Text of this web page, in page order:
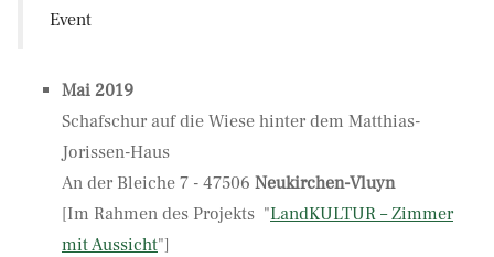
Event
Mai 2019
Schafschur auf die Wiese hinter dem Matthias-
Jorissen-Haus
An der Bleiche 7 - 47506 Neukirchen-Vluyn
[Im Rahmen des Projekts "LandKULTUR – Zimmer
mit Aussicht"]